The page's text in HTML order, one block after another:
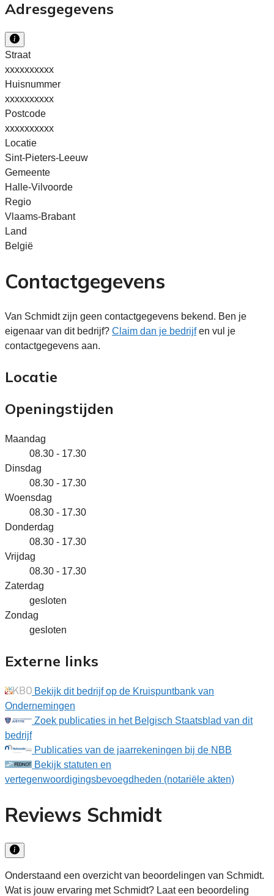
Adresgegevens
Straat
xxxxxxxxxx
Huisnummer
xxxxxxxxxx
Postcode
xxxxxxxxxx
Locatie
Sint-Pieters-Leeuw
Gemeente
Halle-Vilvoorde
Regio
Vlaams-Brabant
Land
België
Contactgegevens
Van Schmidt zijn geen contactgegevens bekend. Ben je
eigenaar van dit bedrijf? Claim dan je bedrijfen vul je
contactgegevens aan.
Locatie
Openingstijden
Maandag
08.30 - 17.30
Dinsdag
08.30 - 17.30
Woensdag
08.30 - 17.30
Donderdag
08.30 - 17.30
Vrijdag
08.30 - 17.30
Zaterdag
gesloten
Zondag
gesloten
Externe links
Bekijk dit bedrijf op de Kruispuntbank van
Ondernemingen
Zoek publicaties in het Belgisch Staatsblad van dit
bedrijf
Publicaties van de jaarrekeningen bij de NBB
Bekijk statuten en
vertegenwoordigingsbevoegdheden (notariële akten)
Reviews Schmidt
Onderstaand een overzicht van beoordelingen van Schmidt.
Wat is jouw ervaring met Schmidt? Laat een beoordeling